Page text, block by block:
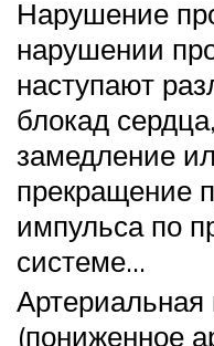
Нарушение
нарушении
наступают
блокад
замедление
прекращение
импульса по
системе…
Артериальная
(пониженное